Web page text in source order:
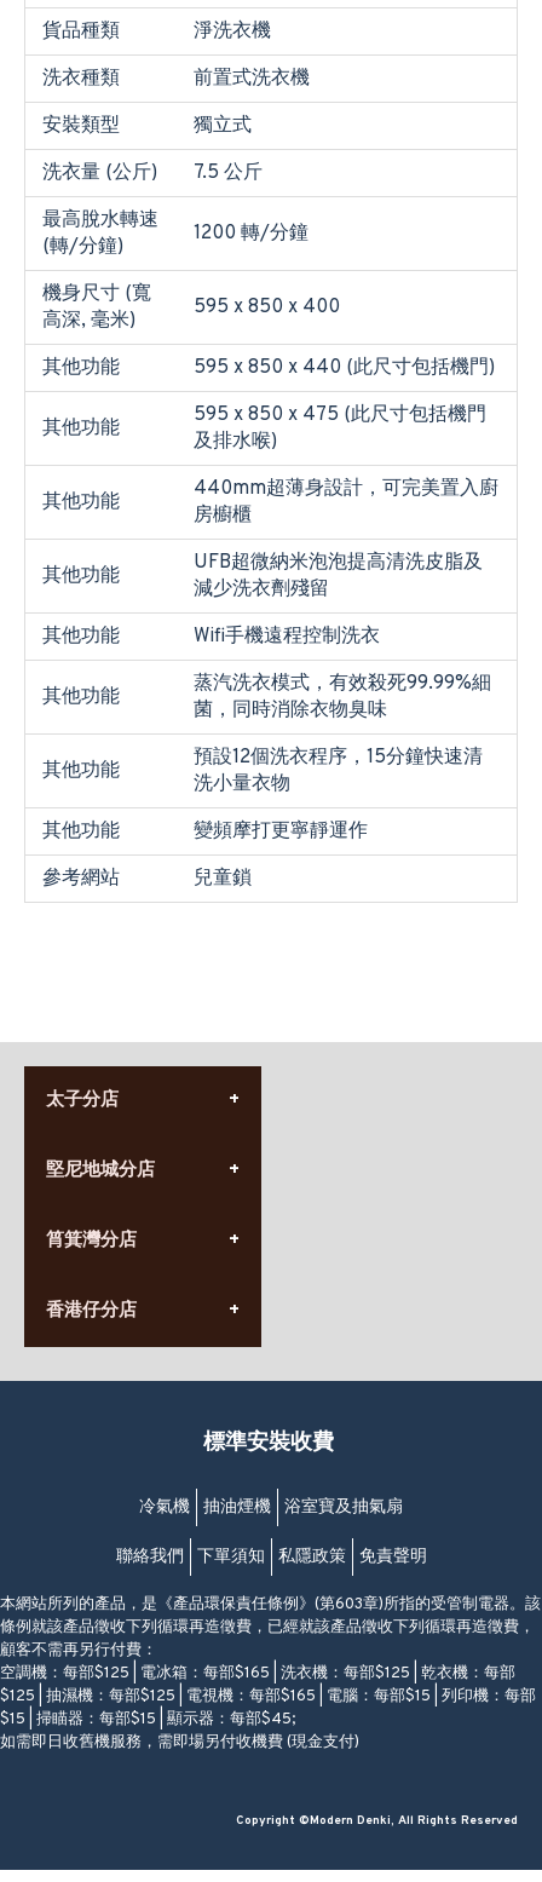
貨品種類
淨洗衣機
洗衣種類
前置式洗衣機
安裝類型
獨立式
洗衣量 (公斤)
7.5 公斤
最高脫水轉速
(轉/分鐘)
1200 轉/分鐘
機身尺寸 (寬
高深, 毫米)
595 x 850 x 400
其他功能 595 x 850 x 440 (此尺寸包括機門)
其他功能
595 x 850 x 475 (此尺寸包括機門
及排水喉)
其他功能
440mm超薄身設計，可完美置入廚
房櫥櫃
其他功能
UFB超微納米泡泡提高清洗皮脂及
減少洗衣劑殘留
其他功能
Wifi手機遠程控制洗衣
其他功能
蒸汽洗衣模式，有效殺死99.99%細
菌，同時消除衣物臭味
其他功能
預設12個洗衣程序，15分鐘快速清
洗小量衣物
其他功能
變頻摩打更寧靜運作
參考網站
兒童鎖
太子分店
營業時間:
九龍太子太子道西141號
堅尼地城分店
營業時間:
香港堅尼地城卑路乍街
(堅尼地城地鐵站B出口)
筲箕灣分店
營業時間:
(10:00am-20:30pm)
香港仔分店
營業時間:
香港香港仔成都道20-28號
(黃竹坑地鐵站轉4M專線小巴)
標準安裝收費
冷氣機 抽油煙機 浴室寶及抽氣扇
聯絡我們 下單須知 私隱政策 免責聲明
本網站所列的產品，是《產品環保責任條例》(第603章)所指的受管制電器。該
條例就該產品徵收下列循環再造徵費，已經就該產品徵收下列循環再造徵費，
顧客不需再另行付費：
空調機：每部$125 | 電冰箱：每部$165 | 洗衣機：每部$125 | 乾衣機：每部
$125 | 抽濕機：每部$125 | 電視機：每部$165 | 電腦：每部$15 | 列印機：每部
$15 | 掃瞄器：每部$15 | 顯示器：每部$45;
如需即日收舊機服務，需即場另付收機費 (現金支付)
Copyright ©Modern Denki, All Rights Reserved